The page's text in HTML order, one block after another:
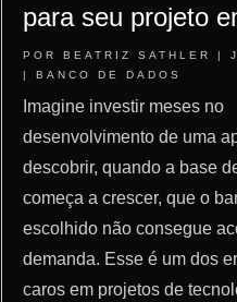
para seu projeto
POR BEATRIZ SATHLER |
| BANCO DE DADOS
Imagine investir meses no
desenvolvimento de uma
descobrir, quando a base
começa a crescer, que o
escolhido não consegue
demanda. Esse é um dos
caros em projetos de